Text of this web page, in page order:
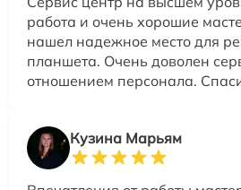
работа и очень хорошие
нашел надежное место для
планшета. Очень доволен
отношением персонала.
Кузина Марьям